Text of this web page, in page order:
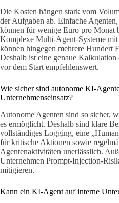
Die Kosten hängen stark vom
der Aufgaben ab. Einfache
können für wenige Euro pro Monat
Komplexe Multi-Agent-Systeme
können hingegen mehrere Hundert
Deshalb ist eine genaue Kalkulation
vor dem Start empfehlenswert.
Wie sicher sind autonome KI-
Unternehmenseinsatz?
Autonome Agenten sind so sicher,
es ermöglicht. Deshalb sind klare
vollständiges Logging, eine
für kritische Aktionen sowie
Agentenaktivitäten unerlässlich.
Unternehmen Prompt-Injection-
mitigieren.
Kann ein KI-Agent auf interne